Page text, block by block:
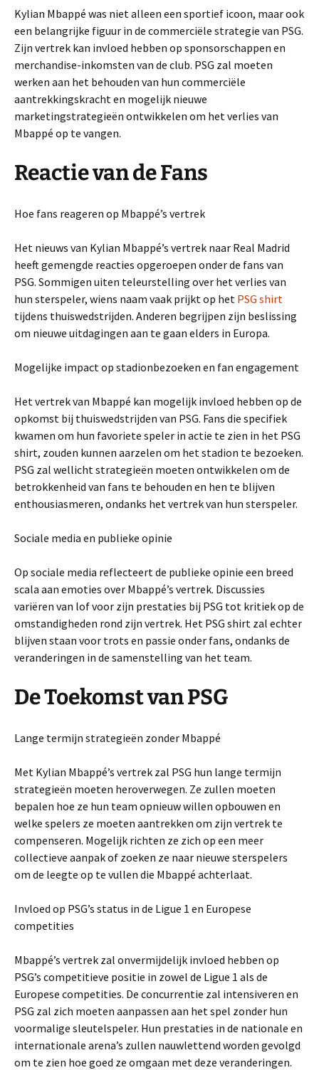
Kylian Mbappé was niet alleen een sportief icoon, maar ook
een belangrijke figuur in de commerciële strategie van PSG.
Zijn vertrek kan invloed hebben op sponsorschappen en
merchandise-inkomsten van de club. PSG zal moeten
werken aan het behouden van hun commerciële
aantrekkingskracht en mogelijk nieuwe
marketingstrategieën ontwikkelen om het verlies van
Mbappé op te vangen.
Reactie van de Fans
Hoe fans reageren op Mbappé’s vertrek
Het nieuws van Kylian Mbappé’s vertrek naar Real Madrid
heeft gemengde reacties opgeroepen onder de fans van
PSG. Sommigen uiten teleurstelling over het verlies van
hun sterspeler, wiens naam vaak prijkt op het PSG shirt
tijdens thuiswedstrijden. Anderen begrijpen zijn beslissing
om nieuwe uitdagingen aan te gaan elders in Europa.
Mogelijke impact op stadionbezoeken en fan engagement
Het vertrek van Mbappé kan mogelijk invloed hebben op de
opkomst bij thuiswedstrijden van PSG. Fans die specifiek
kwamen om hun favoriete speler in actie te zien in het PSG
shirt, zouden kunnen aarzelen om het stadion te bezoeken.
PSG zal wellicht strategieën moeten ontwikkelen om de
betrokkenheid van fans te behouden en hen te blijven
enthousiasmeren, ondanks het vertrek van hun sterspeler.
Sociale media en publieke opinie
Op sociale media reflecteert de publieke opinie een breed
scala aan emoties over Mbappé’s vertrek. Discussies
variëren van lof voor zijn prestaties bij PSG tot kritiek op de
omstandigheden rond zijn vertrek. Het PSG shirt zal echter
blijven staan ​​voor trots en passie onder fans, ondanks de
veranderingen in de samenstelling van het team.
De Toekomst van PSG
Lange termijn strategieën zonder Mbappé
Met Kylian Mbappé’s vertrek zal PSG hun lange termijn
strategieën moeten heroverwegen. Ze zullen moeten
bepalen hoe ze hun team opnieuw willen opbouwen en
welke spelers ze moeten aantrekken om zijn vertrek te
compenseren. Mogelijk richten ze zich op een meer
collectieve aanpak of zoeken ze naar nieuwe sterspelers
om de leegte op te vullen die Mbappé achterlaat.
Invloed op PSG’s status in de Ligue 1 en Europese
competities
Mbappé’s vertrek zal onvermijdelijk invloed hebben op
PSG’s competitieve positie in zowel de Ligue 1 als de
Europese competities. De concurrentie zal intensiveren en
PSG zal zich moeten aanpassen aan het spel zonder hun
voormalige sleutelspeler. Hun prestaties in de nationale en
internationale arena’s zullen nauwlettend worden gevolgd
om te zien hoe goed ze omgaan met deze veranderingen.